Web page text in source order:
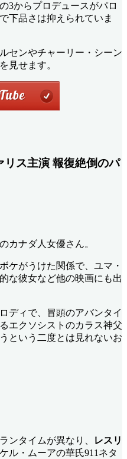
3からプロデュースがパロ
下品さは抑えられていま
センやチャーリー・シーン
見せます。
ス主演 報復絶倒のパ
カナダ人女優さん。
ケがうけた関係で、ユマ・
な彼女など他の映画にも出
ディで、冒頭のアバンタイ
エクソシストのカラス神父
という二度とは見れないお
ンタイムが異なり、
レスリ
ル・ムーアの華氏911ネタ